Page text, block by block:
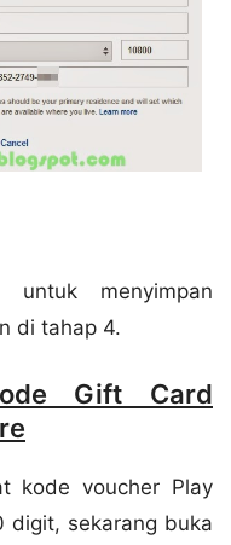
untuk menyimpan
di tahap 4.
Gift Card
kode voucher Play
digit, sekarang buka